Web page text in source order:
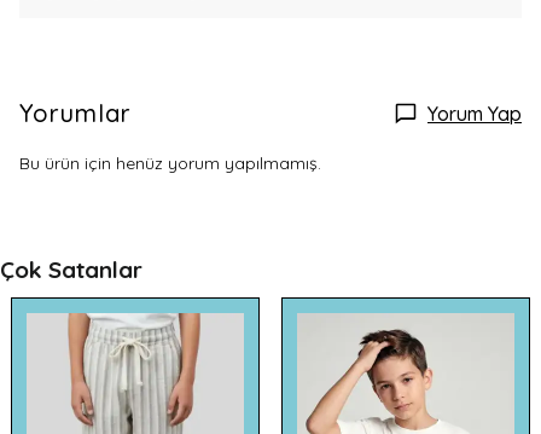
Yorumlar Yorum Yap
Bu ürün için henüz yorum yapılmamış.
Çok Satanlar